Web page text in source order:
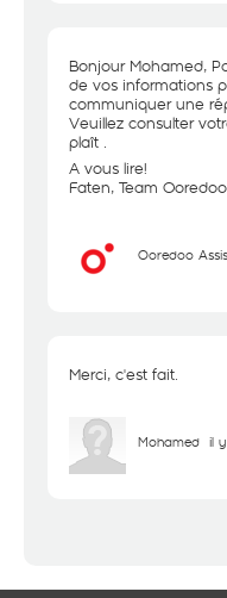
Bonjour Mohamed,
de vos informations
communiquer une
Veuillez consulter
plaît .
A vous lire!
Faten, Team
Ooredoo
Merci, c'est fait.
Mohamed il